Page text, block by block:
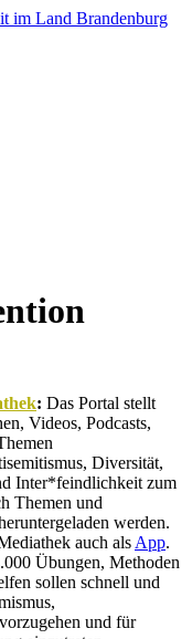
im Land Brandenburg
: Das Portal stellt
Videos, Podcasts,
Diversität,
Inter*feindlichkeit zum
Themen und
werden.
auch als App.
Übungen, Methoden
sollen schnell und
und für